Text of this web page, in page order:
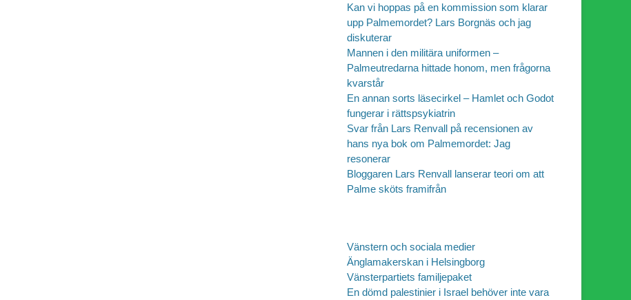
Kan vi hoppas på en kommission som klarar
upp Palmemordet? Lars Borgnäs och jag
diskuterar
Mannen i den militära uniformen –
Palmeutredarna hittade honom, men frågorna
kvarstår
En annan sorts läsecirkel – Hamlet och Godot
fungerar i rättspsykiatrin
Svar från Lars Renvall på recensionen av
hans nya bok om Palmemordet: Jag
resonerar
Bloggaren Lars Renvall lanserar teori om att
Palme sköts framifrån
Vänstern och sociala medier
Änglamakerskan i Helsingborg
Vänsterpartiets familjepaket
En dömd palestinier i Israel behöver inte vara